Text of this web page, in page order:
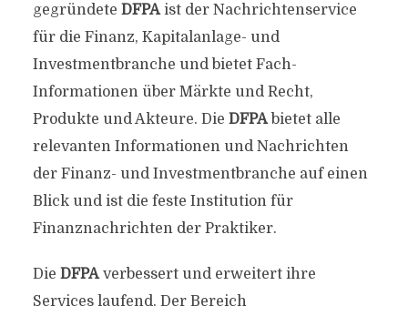
gegründete DFPAist der Nachrichtenservice
für die Finanz, Kapitalanlage- und
Investmentbranche und bietet Fach-
Informationen über Märkte und Recht,
Produkte und Akteure. Die DFPAbietet alle
relevanten Informationen und Nachrichten
der Finanz- und Investmentbranche auf einen
Blick und ist die feste Institution für
Finanznachrichten der Praktiker.
Die DFPAverbessert und erweitert ihre
Services laufend. Der Bereich